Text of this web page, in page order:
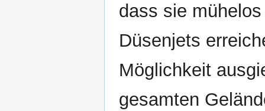
dass sie
Düsenjets
Möglichkeit
gesamten